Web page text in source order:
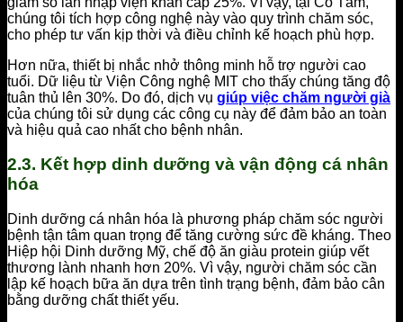
chúng tôi tích hợp công nghệ này vào quy trình chăm sóc,
cho phép tư vấn kịp thời và điều chỉnh kế hoạch phù hợp.
Hơn nữa, thiết bị nhắc nhở thông minh hỗ trợ người cao
tuổi. Dữ liệu từ Viện Công nghệ MIT cho thấy chúng tăng độ
tuân thủ lên 30%. Do đó, dịch vụ giúp việc chăm người già
của chúng tôi sử dụng các công cụ này để đảm bảo an toàn
và hiệu quả cao nhất cho bệnh nhân.
2.3. Kết hợp dinh dưỡng và vận động cá nhân
hóa
Dinh dưỡng cá nhân hóa là phương pháp chăm sóc người
bệnh tận tâm quan trọng để tăng cường sức đề kháng. Theo
Hiệp hội Dinh dưỡng Mỹ, chế độ ăn giàu protein giúp vết
thương lành nhanh hơn 20%. Vì vậy, người chăm sóc cần
lập kế hoạch bữa ăn dựa trên tình trạng bệnh, đảm bảo cân
bằng dưỡng chất thiết yếu.